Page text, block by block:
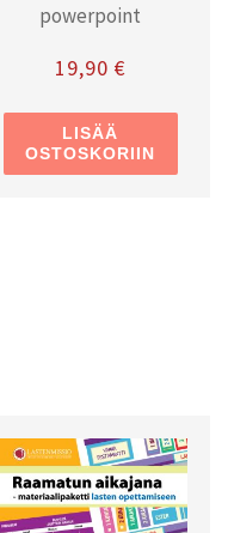
powerpoint
19,90 €
LISÄÄ
OSTOSKORIIN